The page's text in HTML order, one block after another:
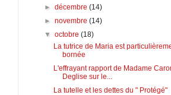
►décembre(14)
►novembre(14)
▼octobre(18)
La tutrice de Maria est
bornée
L'effrayant rapport de Madame
Deglise sur le...
La tutelle et les dettes du " Protégé"